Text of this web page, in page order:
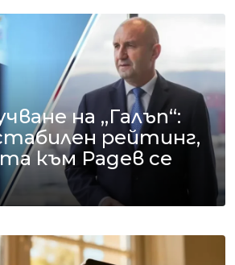
на „Галъп“:
рейтинг,
към Радев се